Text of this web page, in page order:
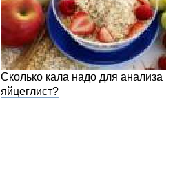
Сколько кала надо для анализа на
яйцеглист?